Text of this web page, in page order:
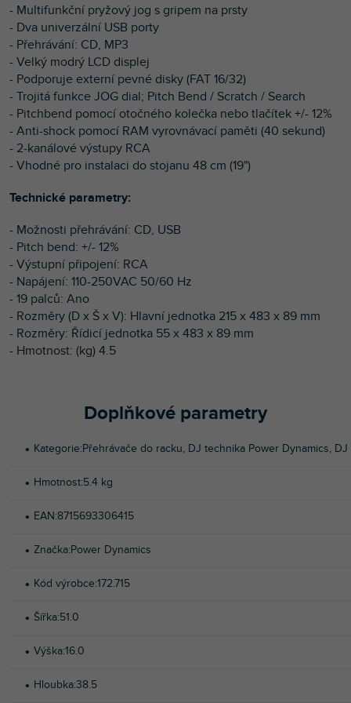
- Multifunkční pryžový jog s gripem na prsty
- Dva univerzální USB porty
- Přehrávání: CD, MP3
- Velký modrý LCD displej
- Podporuje externí pevné disky (FAT 16/32)
- Trojitá funkce JOG dial; Pitch Bend / Scratch / Search
- Pitchbend pomocí otočného kolečka nebo tlačítek +/- 12%
- Anti-shock pomocí RAM vyrovnávací paměti (40 sekund)
- 2-kanálové výstupy RCA
- Vhodné pro instalaci do stojanu 48 cm (19")
Technické parametry:
- Možnosti přehrávání: CD, USB
- Pitch bend: +/- 12%
- Výstupní připojení: RCA
- Napájení: 110-250VAC 50/60 Hz
- 19 palců: Ano
- Rozměry (D x Š x V): Hlavní jednotka 215 x 483 x 89 mm
- Rozměry: Řídicí jednotka 55 x 483 x 89 mm
- Hmotnost: (kg) 4.5
Doplňkové parametry
Kategorie:Přehrávače do racku, DJ technika Power Dynamics, DJ
Hmotnost:5.4 kg
EAN:8715693306415
Značka:Power Dynamics
Kód výrobce:172.715
Šířka:51.0
Výška:16.0
Hloubka:38.5